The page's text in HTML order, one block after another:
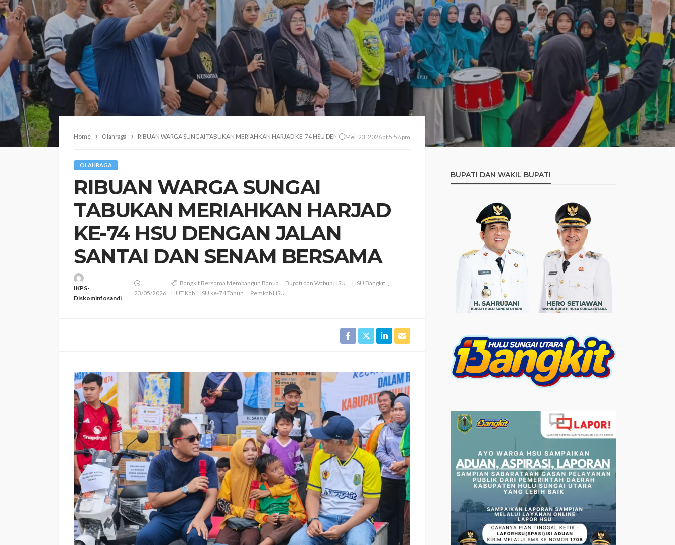
Home Olahraga ‎​RIBUAN WARGA SUNGAI TABUKAN MERIAHKAN HARJAD KE-74 HSU DENGAN JALAN SANTAI DAN SENAM BERSAMA
Mei. 23, 2026 at 5:58 pm
OLAHRAGA
‎​RIBUAN WARGA SUNGAI
TABUKAN MERIAHKAN HARJAD
KE-74 HSU DENGAN JALAN
SANTAI DAN SENAM BERSAMA
IKPS-
Diskominfosandi
23/05/2026
Bangkit Bersama Membangun Banua Bupati dan Wabup HSU
HSU Bangkit
HUT Kab. HSU ke-74 Tahun
Pemkab HSU
BUPATI DAN WAKIL BUPATI